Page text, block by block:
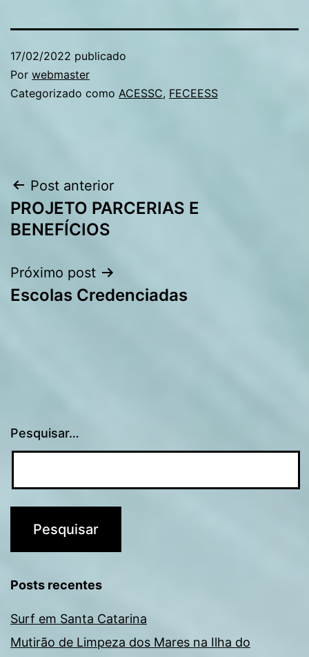
17/02/2022 publicado
Por webmaster
Categorizado como ACESSC, FECEESS
Navegação
de
Post anterior
PROJETO PARCERIAS E
BENEFÍCIOS
Próximo post
Escolas Credenciadas
Pesquisar…
Posts recentes
Surf em Santa Catarina
Mutirão de Limpeza dos Mares na Ilha do